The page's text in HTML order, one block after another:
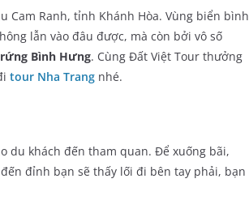
Cam Ranh, tỉnh Khánh Hòa. Vùng biển bình
lẫn vào đâu được, mà còn bởi vô số
Bình Hưng. Cùng Đất Việt Tour thưởng
tour Nha Trang nhé.
du khách đến tham quan. Để xuống bãi,
đỉnh bạn sẽ thấy lối đi bên tay phải, bạn